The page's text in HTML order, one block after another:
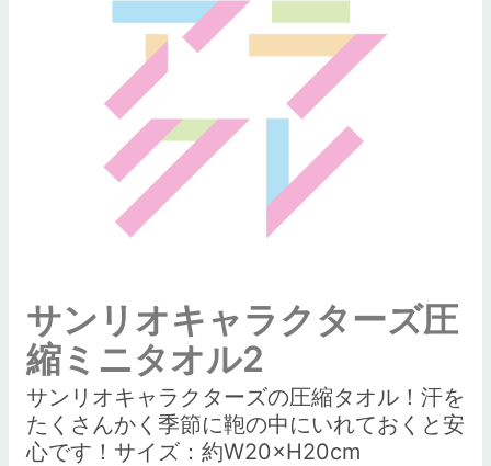
サンリオキャラクターズ圧
縮ミニタオル2
サンリオキャラクターズの圧縮タオル！汗を
たくさんかく季節に鞄の中にいれておくと安
心です！サイズ：約W20×H20cm